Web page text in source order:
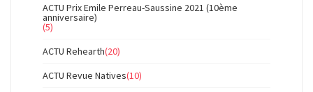
ACTU Prix Emile Perreau-Saussine 2021 (10ème
anniversaire)
(5)
ACTU Rehearth(20)
ACTU Revue Natives(10)